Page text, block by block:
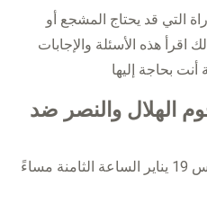
التي قد يحتاج المشجع أو
اقرأ هذه الأسئلة والإجابات
الهلال والنصر ضد
تم تحديد موعد المباراة يوم الخميس 19 يناير الساعة الثامنة مساءً